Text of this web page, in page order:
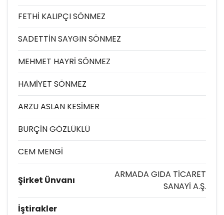
FETHİ KALIPÇI SÖNMEZ
SADETTİN SAYGIN SÖNMEZ
MEHMET HAYRİ SÖNMEZ
HAMİYET SÖNMEZ
ARZU ASLAN KESİMER
BURÇİN GÖZLÜKLÜ
CEM MENGİ
Şirket Ünvanı
ARMADA GIDA TİCARET
SANAYİ A.Ş.
İştirakler